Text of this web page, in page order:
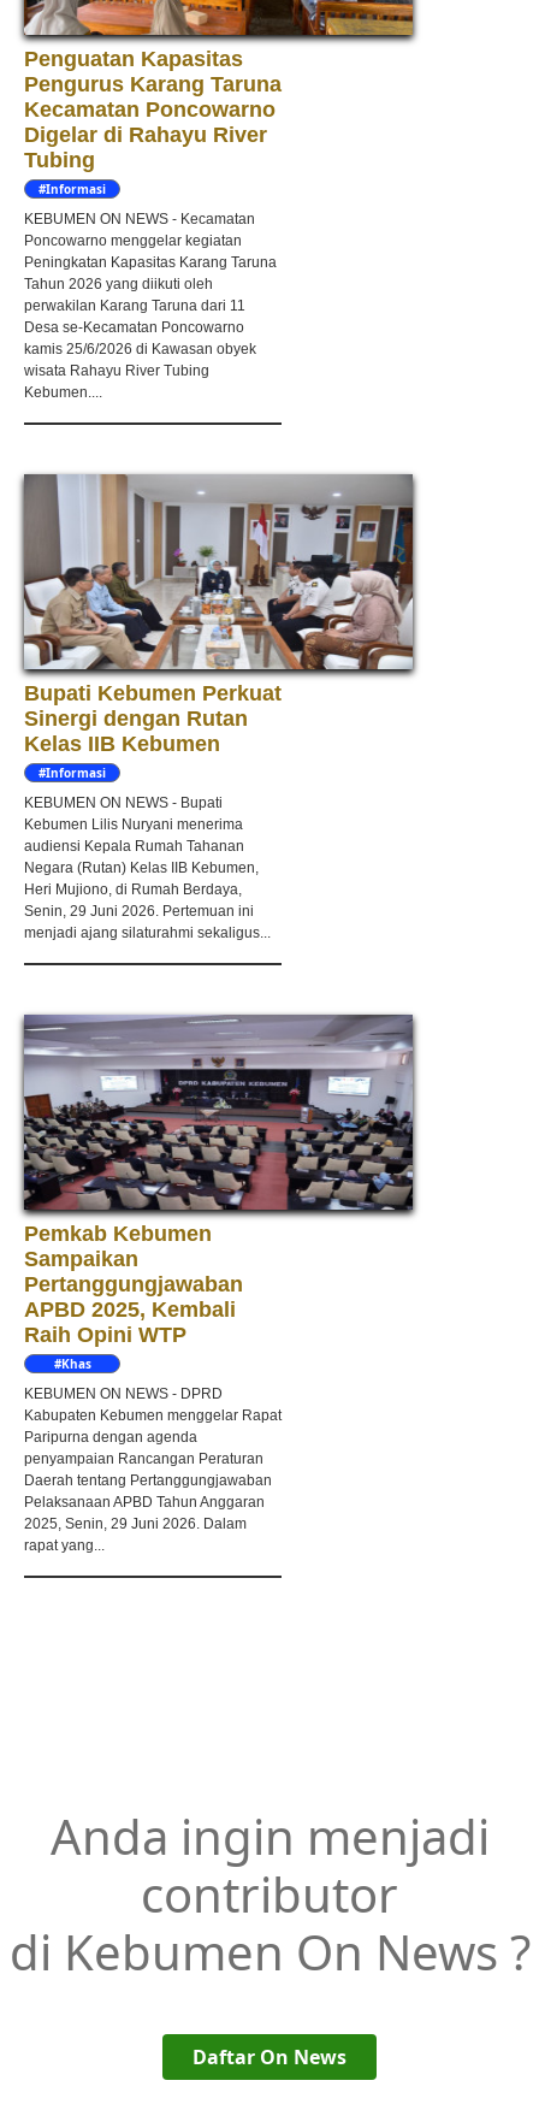
Penguatan Kapasitas
Pengurus Karang Taruna
Kecamatan Poncowarno
Digelar di Rahayu River
Tubing
#Informasi
KEBUMEN ON NEWS - Kecamatan
Poncowarno menggelar kegiatan
Peningkatan Kapasitas Karang Taruna
Tahun 2026 yang diikuti oleh
perwakilan Karang Taruna dari 11
Desa se-Kecamatan Poncowarno
kamis 25/6/2026 di Kawasan obyek
wisata Rahayu River Tubing
Kebumen....
Bupati Kebumen Perkuat
Sinergi dengan Rutan
Kelas IIB Kebumen
#Informasi
KEBUMEN ON NEWS - Bupati
Kebumen Lilis Nuryani menerima
audiensi Kepala Rumah Tahanan
Negara (Rutan) Kelas IIB Kebumen,
Heri Mujiono, di Rumah Berdaya,
Senin, 29 Juni 2026. Pertemuan ini
menjadi ajang silaturahmi sekaligus...
Pemkab Kebumen
Sampaikan
Pertanggungjawaban
APBD 2025, Kembali
Raih Opini WTP
#Khas
KEBUMEN ON NEWS - DPRD
Kabupaten Kebumen menggelar Rapat
Paripurna dengan agenda
penyampaian Rancangan Peraturan
Daerah tentang Pertanggungjawaban
Pelaksanaan APBD Tahun Anggaran
2025, Senin, 29 Juni 2026. Dalam
rapat yang...
Anda ingin menjadi
contributor
di Kebumen On News ?
Daftar On News